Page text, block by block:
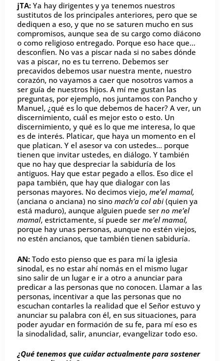
jTA: Ya hay dirigentes y ya tenemos nuestros
sustitutos de los principales anteriores, pero que se
dediquen a eso, y que no se saturen mucho en sus
compromisos, aunque sea de su cargo como diácono
o como religioso entregado. Porque eso hace que…
desconfíen. No vas a piscar nada si no sabes dónde
vas a piscar, no es tu terreno. Debemos ser
precavidos debemos usar nuestra mente, nuestro
corazón, no vayamos a caer que nosotros vamos a
ser guía de nuestros hijos. A mí me gustan las
preguntas, por ejemplo, nos juntamos con Pancho y
Manuel, ¿qué es lo que debemos de hacer? A ver, un
discernimiento, cuál es mejor esto o esto. Un
discernimiento, y qué es lo que me interesa, lo que
es de interés. Platicar, que haya un momento en el
que platican. Y el asesor va con ustedes… porque
tienen que invitar ustedes, en diálogo. Y también
que no hay que despreciar la sabiduría de los
antiguos. Hay que estar pegado a ellos. Eso dice el
papa también, que hay que dialogar con las
personas mayores. No decimos viejo, me’el mamal,
(anciana o anciana) no sino mach’a col abi (quien ya
está maduro), aunque alguien puede ser no me’el
mamal, estrictamente, sí puede ser me’el mamal,
porque hay unas personas, aunque no estén viejos,
no estén ancianos, que también tienen sabiduría.
AN: Todo esto pienso que es para mí la iglesia
sinodal, es no estar ahí nomás en el mismo lugar
sino salir de un lugar e ir a otro a anunciar para
predicar a las personas que no conocen. Llamar a las
personas, incentivar a que las personas que no
escuchan contarles la realidad que el Señor estuvo y
anunciar su palabra con él, en sus situaciones, para
poder ayudar en formación de su fe, para mí eso es
la sinodalidad, salir, anunciar, evangelizar todo eso.
¿Qué tenemos que cuidar actualmente para sostener